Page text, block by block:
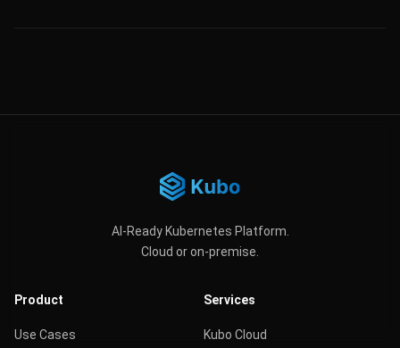
AI-Ready Kubernetes Platform.
Cloud or on-premise.
Product
Use Cases
Services
Kubo Cloud